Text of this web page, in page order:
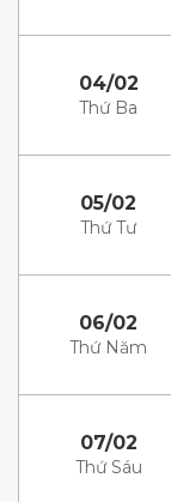
04/02
Thứ Ba
05/02
Thứ Tư
06/02
Thứ Năm
07/02
Thứ Sáu